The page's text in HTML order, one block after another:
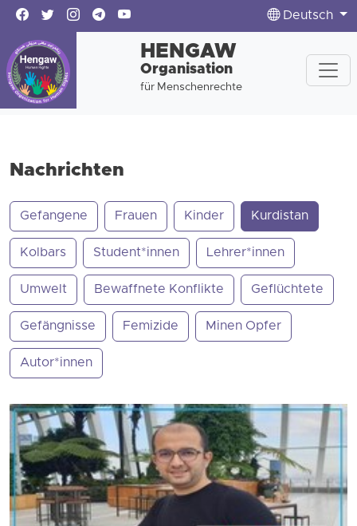
Deutsch
HENGAW
Organisation
für Menschenrechte
Nachrichten
Gefangene Frauen Kinder Kurdistan
Kolbars Student*innen Lehrer*innen
Umwelt Bewaffnete Konflikte Geflüchtete
Gefängnisse Femizide Minen Opfer
Autor*innen